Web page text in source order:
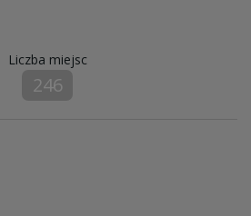
Liczba miejsc
246